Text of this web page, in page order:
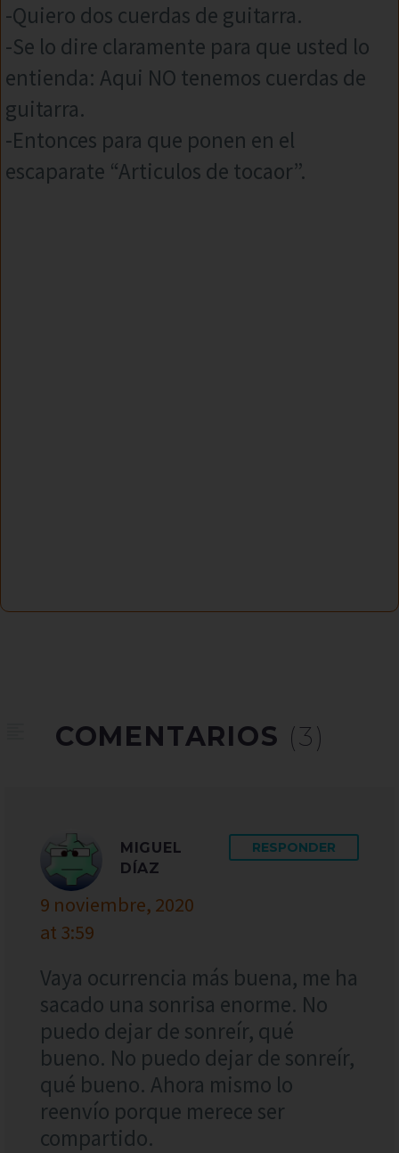
-Quiero dos cuerdas de guitarra.
-Se lo dire claramente para que usted lo
entienda: Aqui NO tenemos cuerdas de
guitarra.
-Entonces para que ponen en el
escaparate “Articulos de tocaor”.
COMENTARIOS (3)
MIGUEL
DÍAZ
9 noviembre, 2020
at 3:59
RESPONDER
Vaya ocurrencia más buena, me ha
sacado una sonrisa enorme. No
puedo dejar de sonreír, qué
bueno. No puedo dejar de sonreír,
qué bueno. Ahora mismo lo
reenvío porque merece ser
compartido.